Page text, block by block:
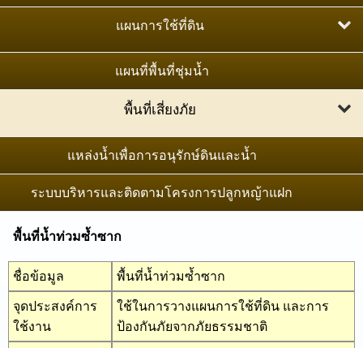
ทรัพยากรดินปัญหาของประเทศไทย
แผนที่ปริมาณคาร์บอนในดิน
ภาพถ่ายออร์โธสีเชิงเลข มาตราส่วน 1:25,000
แผนที่เส้นชั้นความสูงเชิงเลข มาตราส่วน 1:4,000
ภาพถ่ายทางอากาศสีเชิงเลข มาตราส่วน 1:25,000
แผนที่จำแนกประเภทที่ดิน
แนวเขตป่าไม้ถาวร
การสำรวจจัดทำสำมะโนที่ดิน
แนวเขตป่าไม้ชุุมชนตามมติคณะรัฐมนตรี
แผนการใช้ที่ดิน
แผนการใช้ที่ดินระดับตำบล
แผนการใช้ที่ดินระดับลุ่มน้ำสาขา
เขตการใช้ที่ดินพืชเศรษฐกิจ
แผนที่พื้นที่ชุ่มน้ำ
พื้นที่เสี่ยงภัย
พื้นที่เสี่ยงต่อการชะล้างพังทลายของดิน
พื้นที่น้ำท่วมซ้ำซาก
แหล่งน้ำเพื่อการอนุรักษ์ดินและน้ำ
ระบบบริหารและติดตามโครงการปลูกหญ้าแฝก
พื้นที่น้ำท่วมซ้ำซาก
ชื่อข้อมูล พื้นที่น้ำท่วมซ้ำซาก
จุดประสงค์การ
ใช้งาน
ใช้ในการวางแผนการใช้ที่ดิน และการ
ป้องกันภัยจากภัยธรรมชาติ